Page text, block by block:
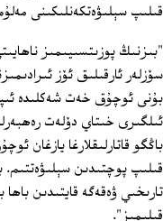
قىلىپ سېلىۋەتكەنلىكىنى
"بىزنىڭ پوزىتسىيىمىز
سۆزلەر ئارقىلىق ئۆز
بۇنى ئوچۇق خەت شەكلىدە
ئىلگىرى خىتاي دۆلەت
باڭگو قاتارلىقلارغا يازغان
قىلىپ پوچتىدىن
تارىخىي ۋەقەگە قايتىدىن
قىلىمىز".